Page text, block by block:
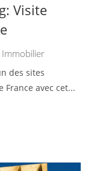
Visite
Immobilier
des sites
avec cet...